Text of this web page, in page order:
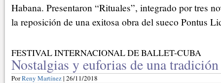
Habana. Presentaron “Rituales”, integrado por tres
la reposición de una exitosa obra del sueco Pontus
FESTIVAL INTERNACIONAL DE BALLET-CUBA
Nostalgias y euforias de una tradición
PorReny Martínez| 26/11/2018